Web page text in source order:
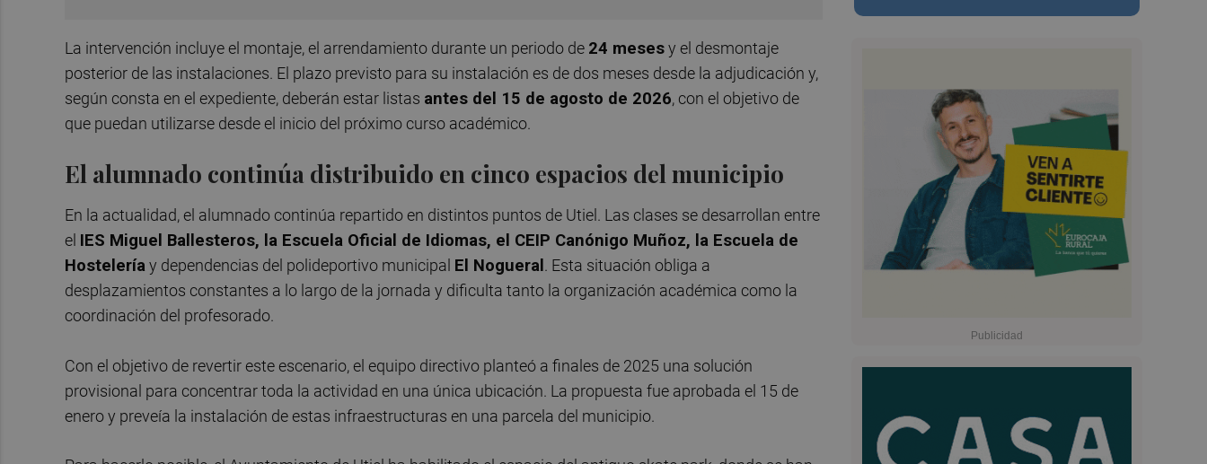
La intervención incluye el montaje, el arrendamiento durante un periodo de 24 mesesy el desmontaje
posterior de las instalaciones. El plazo previsto para su instalación es de dos meses desde la adjudicación y,
según consta en el expediente, deberán estar listas antes del 15 de agosto de 2026, con el objetivo de
que puedan utilizarse desde el inicio del próximo curso académico.
El alumnado continúa distribuido en cinco espacios del municipio
En la actualidad, el alumnado continúa repartido en distintos puntos de Utiel. Las clases se desarrollan entre
el IES Miguel Ballesteros, la Escuela Oficial de Idiomas, el CEIP Canónigo Muñoz, la Escuela de
Hostelería y dependencias del polideportivo municipal El Nogueral . Esta situación obliga a
desplazamientos constantes a lo largo de la jornada y dificulta tanto la organización académica como la
coordinación del profesorado.
Con el objetivo de revertir este escenario, el equipo directivo planteó a finales de 2025 una solución
provisional para concentrar toda la actividad en una única ubicación. La propuesta fue aprobada el 15 de
enero y preveía la instalación de estas infraestructuras en una parcela del municipio.